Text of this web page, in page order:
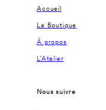
Nous suivre
Accueil
La Boutique
À propos
L'Atelier